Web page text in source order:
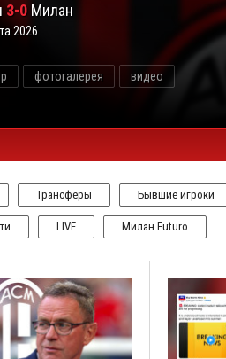
3-0 Милан
2026
фотогалерея видео
Трансферы Бывшие игроки
LIVE Милан Futuro